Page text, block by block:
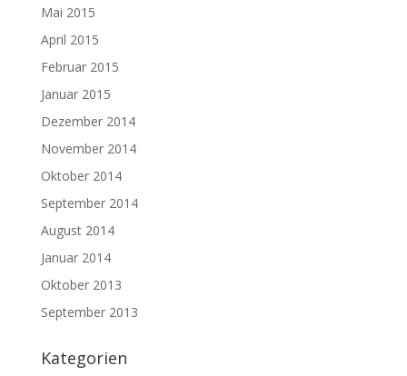
Mai 2015
April 2015
Februar 2015
Januar 2015
Dezember 2014
November 2014
Oktober 2014
September 2014
August 2014
Januar 2014
Oktober 2013
September 2013
Kategorien